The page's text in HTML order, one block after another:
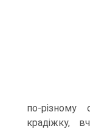
по-різному
крадіжку,